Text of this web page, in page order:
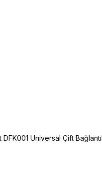
DFK001 Universal Çift